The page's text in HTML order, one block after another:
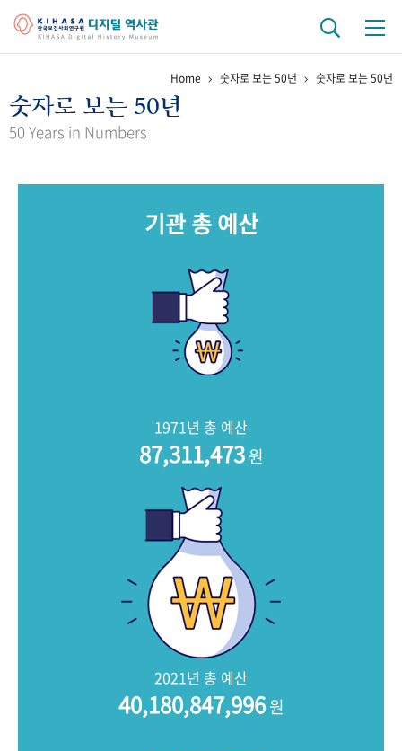
걸어온 길 기관 변천사 역대 기관장
키워드로 보는 연구 역사
문서 기록물 행정박물
Home 숫자로 보는 50년 숫자로 보는 50년
숫자로 보는 50년
50 Years in Numbers
기관 총 예산
1971년 총 예산
87,311,473원
2021년 총 예산
40,180,847,996원